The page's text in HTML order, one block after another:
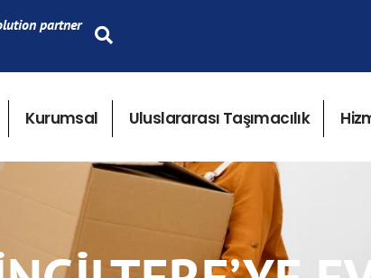
partner
Kurumsal Uluslararası Taşımacılık